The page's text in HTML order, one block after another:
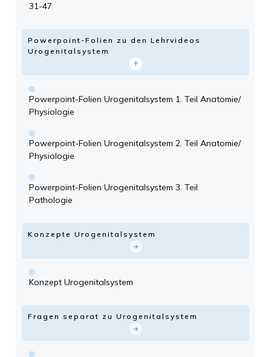
31-47
Powerpoint-Folien zu den Lehrvideos
Urogenitalsystem
Powerpoint-Folien Urogenitalsystem 1. Teil Anatomie/
Physiologie
Powerpoint-Folien Urogenitalsystem 2. Teil Anatomie/
Physiologie
Powerpoint-Folien Urogenitalsystem 3. Teil
Pathologie
Konzepte Urogenitalsystem
Konzept Urogenitalsystem
Fragen separat zu Urogenitalsystem